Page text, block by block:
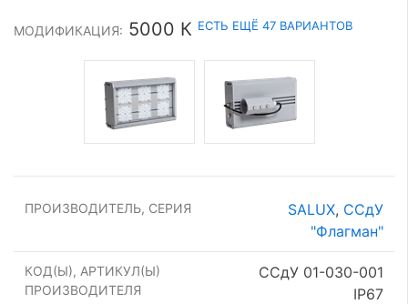
МОДИФИКАЦИЯ: 5000 К ЕСТЬ ЕЩЁ 47 ВАРИАНТОВ
ПРОИЗВОДИТЕЛЬ, СЕРИЯ SALUX, ССдУ
"Флагман"
КОД(Ы), АРТИКУЛ(Ы)
ПРОИЗВОДИТЕЛЯ
ССдУ 01-030-001
IP67